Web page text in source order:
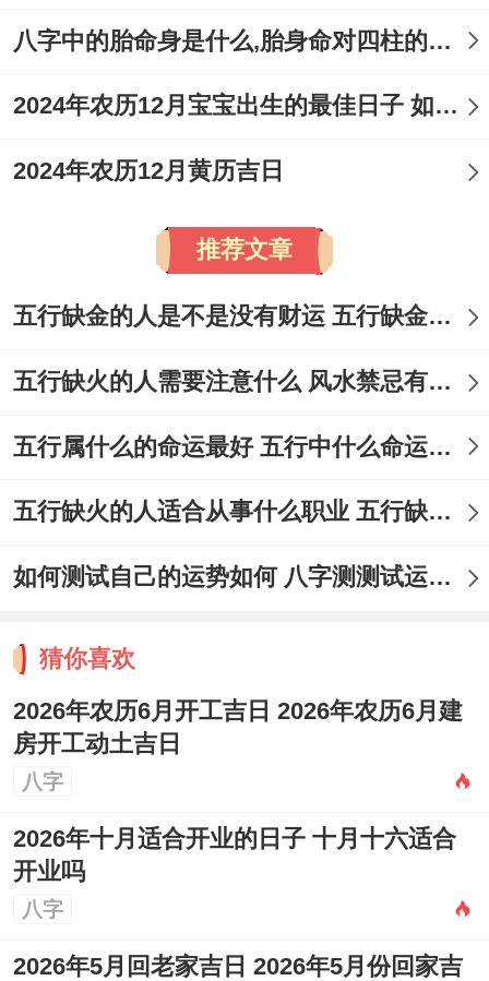
八字中的胎命身是什么,胎身命对四柱的影响
2024年农历12月宝宝出生的最佳日子 如何挑选适合的吉日
2024年农历12月黄历吉日
推荐文章
五行缺金的人是不是没有财运 五行缺金的人命运好不好
五行缺火的人需要注意什么 风水禁忌有哪些
五行属什么的命运最好 五行中什么命运势旺盛
五行缺火的人适合从事什么职业 五行缺火的人适合从事的职业有哪些
如何测试自己的运势如何 八字测测试运运程
猜你喜欢
2026年农历6月开工吉日 2026年农历6月建
房开工动土吉日
八字
2026年十月适合开业的日子 十月十六适合
开业吗
八字
2026年5月回老家吉日 2026年5月份回家吉